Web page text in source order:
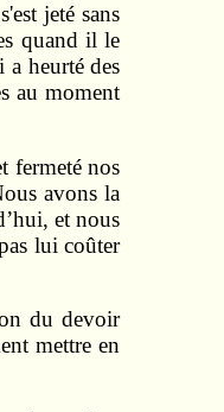
jeté sans
quand il le
heurté des
au moment
fermeté nos
avons la
et nous
lui coûter
du devoir
mettre en